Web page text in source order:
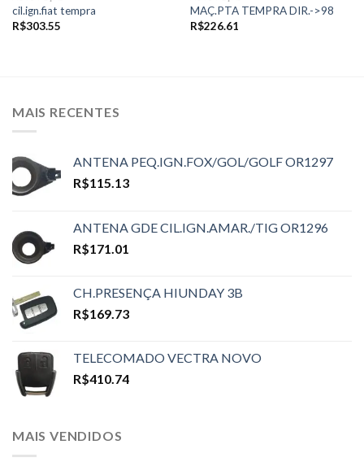
cil.ign.fiat tempra
R$303.55
MAÇ.PTA TEMPRA DIR.->98
R$226.61
MAIS RECENTES
ANTENA PEQ.IGN.FOX/GOL/GOLF OR1297
R$115.13
ANTENA GDE CIL.IGN.AMAR./TIG OR1296
R$171.01
CH.PRESENÇA HIUNDAY 3B
R$169.73
TELECOMADO VECTRA NOVO
R$410.74
MAIS VENDIDOS